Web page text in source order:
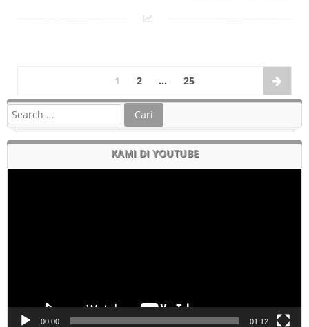
1 2 … 25
KAMI DI YOUTUBE
00:00 01:12